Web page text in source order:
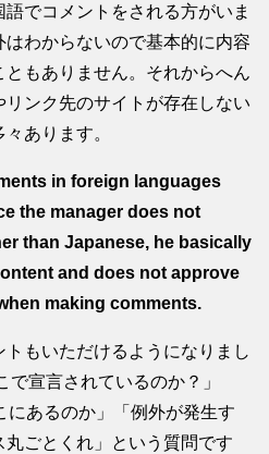
でコメントをされる方がいま
わからないので基本的に内容
もありません。それからへん
ンク先のサイトが存在しない
あります。
in foreign languages
the manager does not
than Japanese, he basically
and does not approve
making comments.
もいただけるようになりまし
宣言されているのか？」
にあるのか」「例外が発生す
ごとくれ」という質問です